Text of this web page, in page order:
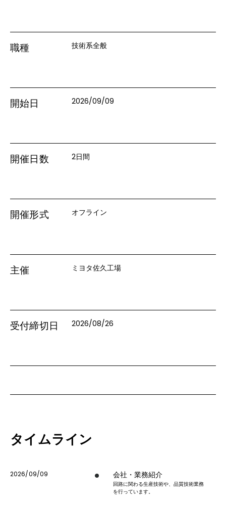
職種 技術系全般
開始日 2026/09/09
開催日数 2日間
開催形式 オフライン
主催 ミヨタ佐久工場
受付締切日 2026/08/26
タイムライン
2026/09/09 会社・業務紹介
回路に関わる生産技術や、品質技術業務
を行っています。